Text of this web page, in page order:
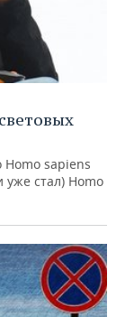
Homo sapiens
уже стал) Homo